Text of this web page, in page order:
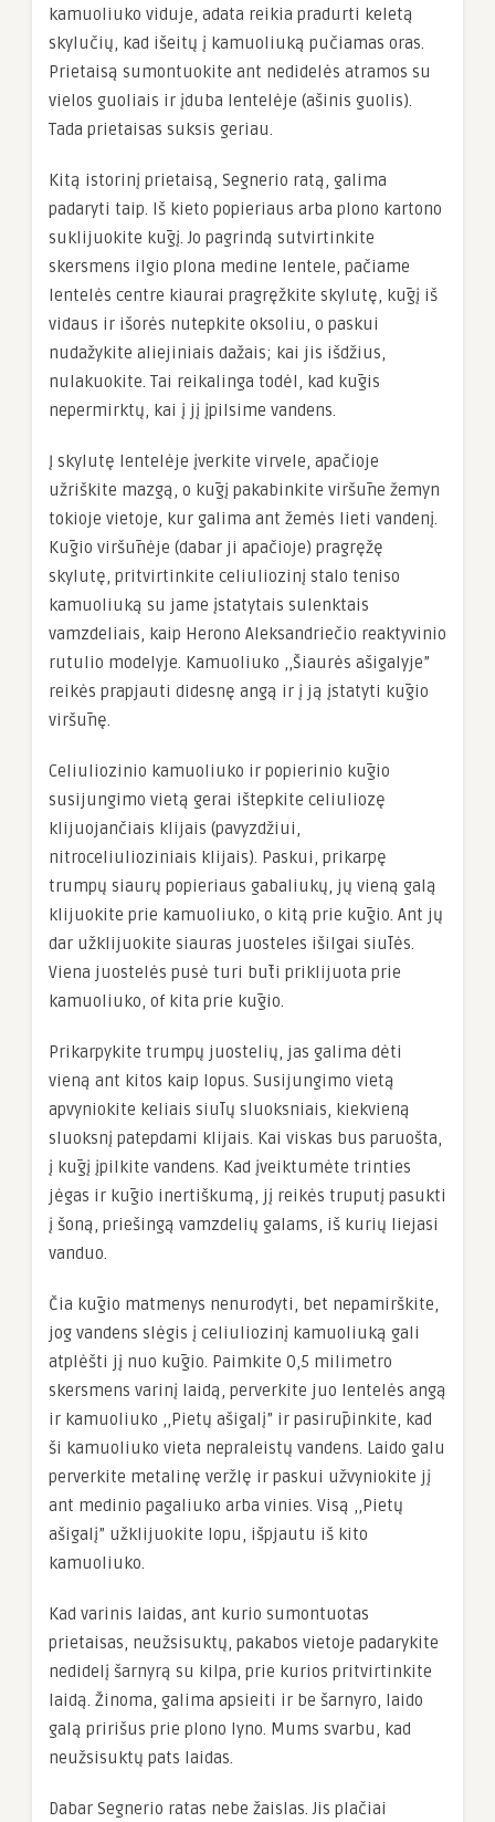
kamuoliuko viduje, adata reikia pradurti keletą
skylučių, kad išeitų į kamuoliuką pučiamas oras.
Prietaisą sumontuokite ant nedidelės atramos su
vielos guoliais ir įduba lentelėje (ašinis guolis).
Tada prietaisas suksis geriau.
Kitą istorinį prietaisą, Segnerio ratą, galima
padaryti taip. Iš kieto popieriaus arba plono kartono
suklijuokite kūgį. Jo pagrindą sutvirtinkite
skersmens ilgio plona medine lentele, pačiame
lentelės centre kiaurai pragręžkite skylutę, kūgį iš
vidaus ir išorės nutepkite oksoliu, o paskui
nudažykite aliejiniais dažais; kai jis išdžius,
nulakuokite. Tai reikalinga todėl, kad kūgis
nepermirktų, kai į jį įpilsime vandens.
Į skylutę lentelėje įverkite virvele, apačioje
užriškite mazgą, o kūgį pakabinkite viršūne žemyn
tokioje vietoje, kur galima ant žemės lieti vandenį.
Kūgio viršūnėje (dabar ji apačioje) pragręžę
skylutę, pritvirtinkite celiuliozinį stalo teniso
kamuoliuką su jame įstatytais sulenktais
vamzdeliais, kaip Herono Aleksandriečio reaktyvinio
rutulio modelyje. Kamuoliuko ,,Šiaurės ašigalyje”
reikės prapjauti didesnę angą ir į ją įstatyti kūgio
viršūnę.
Celiuliozinio kamuoliuko ir popierinio kūgio
susijungimo vietą gerai ištepkite celiuliozę
klijuojančiais klijais (pavyzdžiui,
nitroceliulioziniais klijais). Paskui, prikarpę
trumpų siaurų popieriaus gabaliukų, jų vieną galą
klijuokite prie kamuoliuko, o kitą prie kūgio. Ant jų
dar užklijuokite siauras juosteles išilgai siūlės.
Viena juostelės pusė turi būti priklijuota prie
kamuoliuko, of kita prie kūgio.
Prikarpykite trumpų juostelių, jas galima dėti
vieną ant kitos kaip lopus. Susijungimo vietą
apvyniokite keliais siūlų sluoksniais, kiekvieną
sluoksnį patepdami klijais. Kai viskas bus paruošta,
į kūgį įpilkite vandens. Kad įveiktumėte trinties
jėgas ir kūgio inertiškumą, jį reikės truputį pasukti
į šoną, priešingą vamzdelių galams, iš kurių liejasi
vanduo.
Čia kūgio matmenys nenurodyti, bet nepamirškite,
jog vandens slėgis į celiuliozinį kamuoliuką gali
atplėšti jį nuo kūgio. Paimkite 0,5 milimetro
skersmens varinį laidą, perverkite juo lentelės angą
ir kamuoliuko ,,Pietų ašigalį” ir pasirūpinkite, kad
ši kamuoliuko vieta nepraleistų vandens. Laido galu
perverkite metalinę veržlę ir paskui užvyniokite jį
ant medinio pagaliuko arba vinies. Visą ,,Pietų
ašigalį” užklijuokite lopu, išpjautu iš kito
kamuoliuko.
Kad varinis laidas, ant kurio sumontuotas
prietaisas, neužsisuktų, pakabos vietoje padarykite
nedidelį šarnyrą su kilpa, prie kurios pritvirtinkite
laidą. Žinoma, galima apsieiti ir be šarnyro, laido
galą pririšus prie plono lyno. Mums svarbu, kad
neužsisuktų pats laidas.
Dabar Segnerio ratas nebe žaislas. Jis plačiai